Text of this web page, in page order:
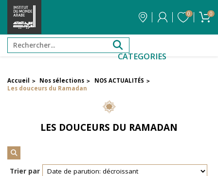
0 0
CATEGORIES
FILTRER PAR PRIX
Accueil > Nos sélections > NOS ACTUALITÉS >
Les douceurs du Ramadan
LES DOUCEURS DU RAMADAN
Trier par